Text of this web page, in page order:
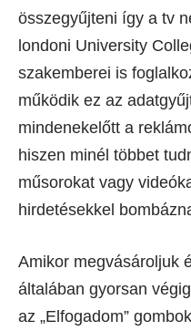
összegyűjteni így a tv
londoni University
szakemberei is
működik ez az
mindenekelőtt a
hiszen minél többet
műsorokat vagy
hirdetésekkel
Amikor megvásároljuk
általában gyorsan
az „Elfogadom”